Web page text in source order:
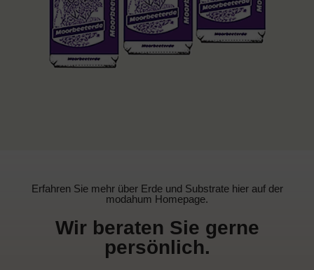
Erfahren Sie mehr über Erde und Substrate hier auf der
modahum Homepage.
Wir beraten Sie gerne
persönlich.